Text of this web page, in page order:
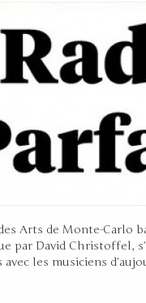
Arts de Monte-Carlo
par David Christoffel,
les musiciens